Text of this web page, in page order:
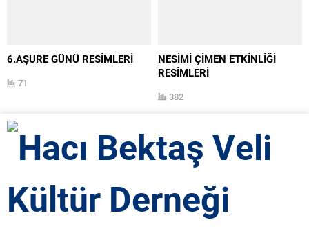
6.AŞURE GÜNÜ RESİMLERİ
71
NESİMİ ÇİMEN ETKİNLİĞİ
RESİMLERİ
382